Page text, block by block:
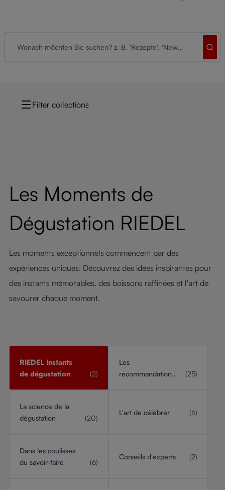
Filter collections
Les Moments de
Dégustation RIEDEL
Les moments exceptionnels commencent par des
expériences uniques. Découvrez des idées inspirantes pour
des instants mémorables, des boissons raffinées et l'art de
savourer chaque moment.
RIEDEL Instants
de dégustation
(2)
Les
recommandations
(25)
La science de la
dégustation
(20)
L'art de célébrer (6)
Dans les coulisses
du savoir-faire
(6)
Conseils d'experts (2)